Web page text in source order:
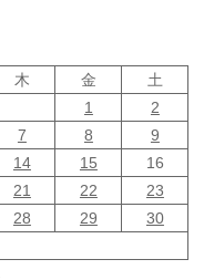
木 金
土
1
2
7 8
9
14 15
16
21 22
23
28 29
30